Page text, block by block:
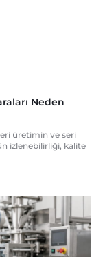
Neden
üretimin ve seri
izlenebilirliği, kalite